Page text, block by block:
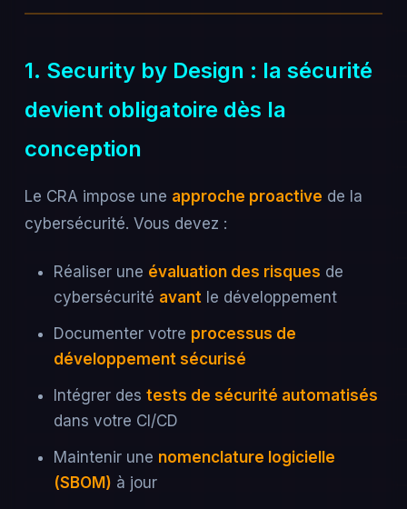
1. Security by Design : la sécurité
devient obligatoire dès la
conception
Le CRA impose une approche proactive de la
cybersécurité. Vous devez :
Réaliser une évaluation des risques de
cybersécurité avantle développement
Documenter votre processus de
développement sécurisé
Intégrer des tests de sécurité automatisés
dans votre CI/CD
Maintenir une nomenclature logicielle
(SBOM) à jour